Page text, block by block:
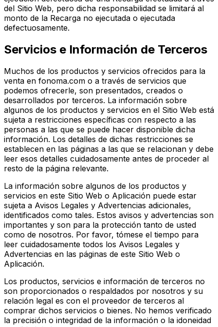
del Sitio Web, pero dicha responsabilidad se limitará al
monto de la Recarga no ejecutada o ejecutada
defectuosamente.
Servicios e Información de Terceros
Muchos de los productos y servicios ofrecidos para la
venta en fonoma.com o a través de servicios que
podemos ofrecerle, son presentados, creados o
desarrollados por terceros. La información sobre
algunos de los productos y servicios en el Sitio Web está
sujeta a restricciones específicas con respecto a las
personas a las que se puede hacer disponible dicha
información. Los detalles de dichas restricciones se
establecen en las páginas a las que se relacionan y debe
leer esos detalles cuidadosamente antes de proceder al
resto de la página relevante.
La información sobre algunos de los productos y
servicios en este Sitio Web o Aplicación puede estar
sujeta a Avisos Legales y Advertencias adicionales,
identificados como tales. Estos avisos y advertencias son
importantes y son para la protección tanto de usted
como de nosotros. Por favor, tómese el tiempo para
leer cuidadosamente todos los Avisos Legales y
Advertencias en las páginas de este Sitio Web o
Aplicación.
Los productos, servicios e información de terceros no
son proporcionados o respaldados por nosotros y su
relación legal es con el proveedor de terceros al
comprar dichos servicios o bienes. No hemos verificado
la precisión o integridad de la información o la idoneidad